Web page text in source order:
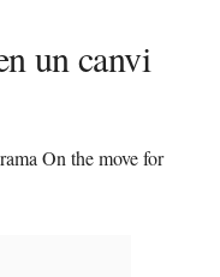
un canvi
On the move for